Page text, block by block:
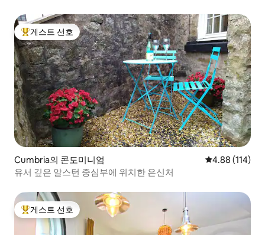
상위 게스트 선호
게스트 선호
Cumbria의 콘도미니엄 평점 4.88점(5
4.88 (114)
유서 깊은 알스턴 중심부에 위치한 은신처
상위 게스트 선호
게스트 선호